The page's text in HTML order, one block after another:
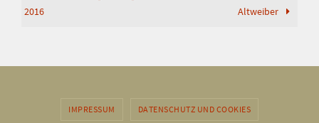
2016
Altweiber
IMPRESSUM DATENSCHUTZ UND COOKIES